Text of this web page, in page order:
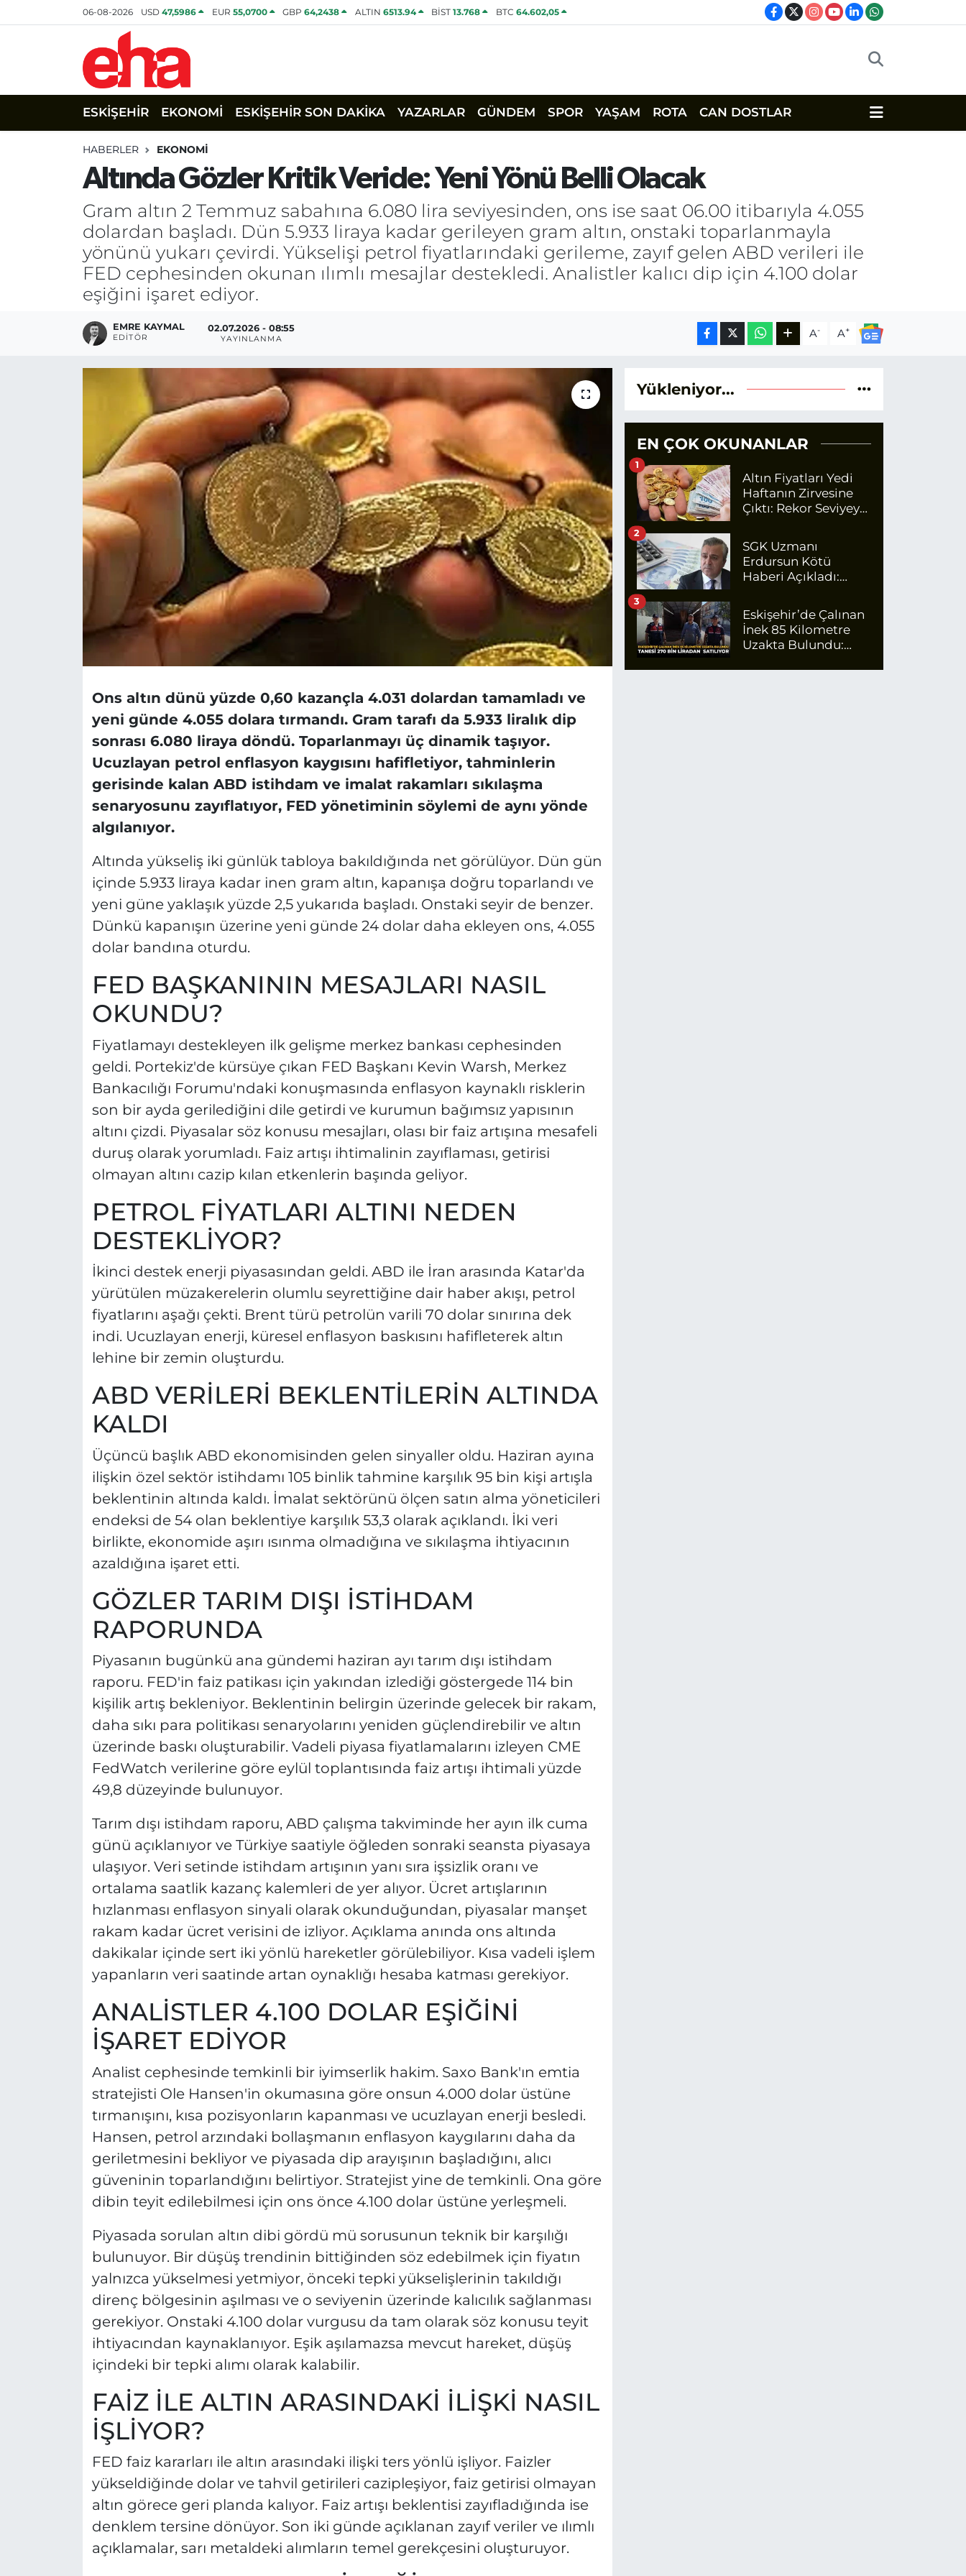
06-08-2026 USD47,5986 EUR 55,0700 GBP64,2438 ALTIN 6513.94 BİST13.768 BTC 64.602,05
ESKİŞEHİR EKONOMİ ESKİŞEHİR SON DAKİKA YAZARLAR GÜNDEM SPOR YAŞAM ROTA CAN DOSTLAR
HABERLER EKONOMİ
Altında Gözler Kritik Veride: Yeni Yönü Belli Olacak
Gram altın 2 Temmuz sabahına 6.080 lira seviyesinden, ons ise saat 06.00 itibarıyla 4.055
dolardan başladı. Dün 5.933 liraya kadar gerileyen gram altın, onstaki toparlanmayla
yönünü yukarı çevirdi. Yükselişi petrol fiyatlarındaki gerileme, zayıf gelen ABD verileri ile
FED cephesinden okunan ılımlı mesajlar destekledi. Analistler kalıcı dip için 4.100 dolar
eşiğini işaret ediyor.
EMRE KAYMAL
EDITÖR
02.07.2026 - 08:55
YAYINLANMA A- A+
Ons altın dünü yüzde 0,60 kazançla 4.031 dolardan tamamladı ve
yeni günde 4.055 dolara tırmandı. Gram tarafı da 5.933 liralık dip
sonrası 6.080 liraya döndü. Toparlanmayı üç dinamik taşıyor.
Ucuzlayan petrol enflasyon kaygısını hafifletiyor, tahminlerin
gerisinde kalan ABD istihdam ve imalat rakamları sıkılaşma
senaryosunu zayıflatıyor, FED yönetiminin söylemi de aynı yönde
algılanıyor.
Altında yükseliş iki günlük tabloya bakıldığında net görülüyor. Dün gün
içinde 5.933 liraya kadar inen gram altın, kapanışa doğru toparlandı ve
yeni güne yaklaşık yüzde 2,5 yukarıda başladı. Onstaki seyir de benzer.
Dünkü kapanışın üzerine yeni günde 24 dolar daha ekleyen ons, 4.055
dolar bandına oturdu.
FED BAŞKANININ MESAJLARI NASIL
OKUNDU?
Fiyatlamayı destekleyen ilk gelişme merkez bankası cephesinden
geldi. Portekiz'de kürsüye çıkan FED Başkanı Kevin Warsh, Merkez
Bankacılığı Forumu'ndaki konuşmasında enflasyon kaynaklı risklerin
son bir ayda gerilediğini dile getirdi ve kurumun bağımsız yapısının
altını çizdi. Piyasalar söz konusu mesajları, olası bir faiz artışına mesafeli
duruş olarak yorumladı. Faiz artışı ihtimalinin zayıflaması, getirisi
olmayan altını cazip kılan etkenlerin başında geliyor.
PETROL FİYATLARI ALTINI NEDEN
DESTEKLİYOR?
İkinci destek enerji piyasasından geldi. ABD ile İran arasında Katar'da
yürütülen müzakerelerin olumlu seyrettiğine dair haber akışı, petrol
fiyatlarını aşağı çekti. Brent türü petrolün varili 70 dolar sınırına dek
indi. Ucuzlayan enerji, küresel enflasyon baskısını hafifleterek altın
lehine bir zemin oluşturdu.
ABD VERİLERİ BEKLENTİLERİN ALTINDA
KALDI
Üçüncü başlık ABD ekonomisinden gelen sinyaller oldu. Haziran ayına
ilişkin özel sektör istihdamı 105 binlik tahmine karşılık 95 bin kişi artışla
beklentinin altında kaldı. İmalat sektörünü ölçen satın alma yöneticileri
endeksi de 54 olan beklentiye karşılık 53,3 olarak açıklandı. İki veri
birlikte, ekonomide aşırı ısınma olmadığına ve sıkılaşma ihtiyacının
azaldığına işaret etti.
GÖZLER TARIM DIŞI İSTİHDAM
RAPORUNDA
Piyasanın bugünkü ana gündemi haziran ayı tarım dışı istihdam
raporu. FED'in faiz patikası için yakından izlediği göstergede 114 bin
kişilik artış bekleniyor. Beklentinin belirgin üzerinde gelecek bir rakam,
daha sıkı para politikası senaryolarını yeniden güçlendirebilir ve altın
üzerinde baskı oluşturabilir. Vadeli piyasa fiyatlamalarını izleyen CME
FedWatch verilerine göre eylül toplantısında faiz artışı ihtimali yüzde
49,8 düzeyinde bulunuyor.
Tarım dışı istihdam raporu, ABD çalışma takviminde her ayın ilk cuma
günü açıklanıyor ve Türkiye saatiyle öğleden sonraki seansta piyasaya
ulaşıyor. Veri setinde istihdam artışının yanı sıra işsizlik oranı ve
ortalama saatlik kazanç kalemleri de yer alıyor. Ücret artışlarının
hızlanması enflasyon sinyali olarak okunduğundan, piyasalar manşet
rakam kadar ücret verisini de izliyor. Açıklama anında ons altında
dakikalar içinde sert iki yönlü hareketler görülebiliyor. Kısa vadeli işlem
yapanların veri saatinde artan oynaklığı hesaba katması gerekiyor.
ANALİSTLER 4.100 DOLAR EŞİĞİNİ
İŞARET EDİYOR
Analist cephesinde temkinli bir iyimserlik hakim. Saxo Bank'ın emtia
stratejisti Ole Hansen'in okumasına göre onsun 4.000 dolar üstüne
tırmanışını, kısa pozisyonların kapanması ve ucuzlayan enerji besledi.
Hansen, petrol arzındaki bollaşmanın enflasyon kaygılarını daha da
geriletmesini bekliyor ve piyasada dip arayışının başladığını, alıcı
güveninin toparlandığını belirtiyor. Stratejist yine de temkinli. Ona göre
dibin teyit edilebilmesi için ons önce 4.100 dolar üstüne yerleşmeli.
Piyasada sorulan altın dibi gördü mü sorusunun teknik bir karşılığı
bulunuyor. Bir düşüş trendinin bittiğinden söz edebilmek için fiyatın
yalnızca yükselmesi yetmiyor, önceki tepki yükselişlerinin takıldığı
direnç bölgesinin aşılması ve o seviyenin üzerinde kalıcılık sağlanması
gerekiyor. Onstaki 4.100 dolar vurgusu da tam olarak söz konusu teyit
ihtiyacından kaynaklanıyor. Eşik aşılamazsa mevcut hareket, düşüş
içindeki bir tepki alımı olarak kalabilir.
FAİZ İLE ALTIN ARASINDAKİ İLİŞKİ NASIL
İŞLİYOR?
FED faiz kararları ile altın arasındaki ilişki ters yönlü işliyor. Faizler
yükseldiğinde dolar ve tahvil getirileri cazipleşiyor, faiz getirisi olmayan
altın görece geri planda kalıyor. Faiz artışı beklentisi zayıfladığında ise
denklem tersine dönüyor. Son iki günde açıklanan zayıf veriler ve ılımlı
açıklamalar, sarı metaldeki alımların temel gerekçesini oluşturuyor.
Yükleniyor...
EN ÇOK OKUNANLAR
Altın Fiyatları Yedi
Haftanın Zirvesine
Çıktı: Rekor Seviyeye
1
SGK Uzmanı
Erdursun Kötü
Haberi Açıkladı:
İçin Net Rakam
2
Eskişehir’de Çalınan
İnek 85 Kilometre
Uzakta Bulundu:
Liradan Satılıyor
3